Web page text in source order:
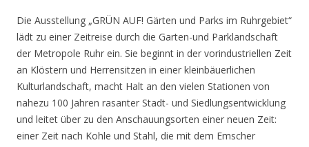
Die Ausstellung „GRÜN AUF! Gärten und Parks im Ruhrgebiet“
lädt zu einer Zeitreise durch die Garten-und Parklandschaft
der Metropole Ruhr ein. Sie beginnt in der vorindustriellen Zeit
an Klöstern und Herrensitzen in einer kleinbäuerlichen
Kulturlandschaft, macht Halt an den vielen Stationen von
nahezu 100 Jahren rasanter Stadt- und Siedlungsentwicklung
und leitet über zu den Anschauungsorten einer neuen Zeit:
einer Zeit nach Kohle und Stahl, die mit dem Emscher